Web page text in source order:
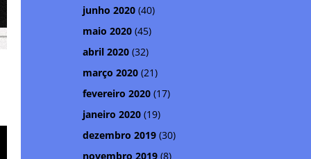
junho 2020 (40)
maio 2020 (45)
abril 2020 (32)
março 2020 (21)
fevereiro 2020 (17)
janeiro 2020 (19)
dezembro 2019 (30)
novembro 2019 (8)